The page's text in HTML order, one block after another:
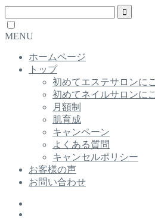
MENU
ホームページ
トップ
初めてエステサロンに
初めてネイルサロンに
月額制
肌育成
キャンペーン
よくある質問
キャンセルポリシー
お客様の声
お問い合わせ